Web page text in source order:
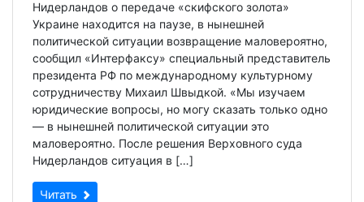
Нидерландов о передаче «скифского золота»
Украине находится на паузе, в нынешней
политической ситуации возвращение маловероятно,
сообщил «Интерфаксу» специальный представитель
президента РФ по международному культурному
сотрудничеству Михаил Швыдкой. «Мы изучаем
юридические вопросы, но могу сказать только одно
— в нынешней политической ситуации это
маловероятно. После решения Верховного суда
Нидерландов ситуация в […]
Читать